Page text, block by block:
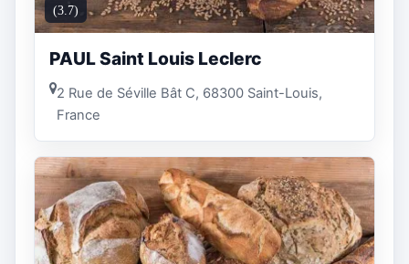
(3.7)
PAUL Saint Louis Leclerc
2 Rue de Séville Bât C, 68300 Saint-Louis,
France